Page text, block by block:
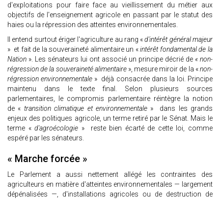
d'exploitations pour faire face au vieillissement du métier aux
objectifs de l'enseignement agricole en passant par le statut des
haies ou la répression des atteintes environnementales.
Il entend surtout ériger l'agriculture au rang «d'intérêt général majeur
» et fait de la souveraineté alimentaire un «intérêt fondamental de la
Nation ». Les sénateurs lui ont associé un principe décrié de « non-
régression de la souveraineté alimentaire», mesure miroir de la «non-
régression environnementale » déjà consacrée dans la loi. Principe
maintenu dans le texte final. Selon plusieurs sources
parlementaires, le compromis parlementaire réintègre la notion
de « transition climatique et environnementale » dans les grands
enjeux des politiques agricole, un terme retiré par le Sénat. Mais le
terme «d'agroécologie » reste bien écarté de cette loi, comme
espéré par les sénateurs.
« Marche forcée »
Le Parlement a aussi nettement allégé les contraintes des
agriculteurs en matière d'atteintes environnementales — largement
dépénalisées —, d'installations agricoles ou de destruction de